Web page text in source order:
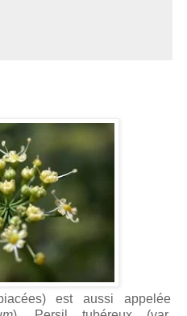
est aussi appelée